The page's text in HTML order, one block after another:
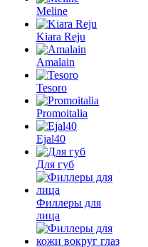
Meline
Kiara Reju
Amalain
Tesoro
Promoitalia
Ejal40
Для губ
Филлеры для
лица